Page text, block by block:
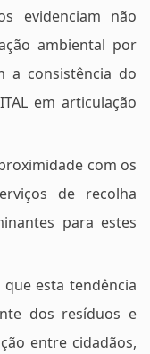
evidenciam não
ambiental por
a consistência do
em articulação
com os
de recolha
para estes
esta tendência
dos resíduos e
entre cidadãos,